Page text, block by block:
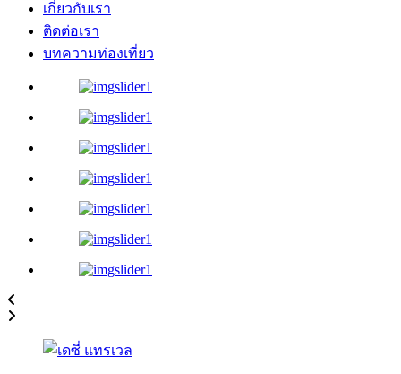
เกี่ยวกับเรา
ติดต่อเรา
บทความท่องเที่ยว